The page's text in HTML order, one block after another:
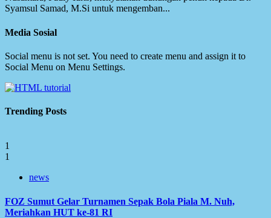
Syamsul Samad, M.Si untuk mengemban...
Media Sosial
Social menu is not set. You need to create menu and assign it to
Social Menu on Menu Settings.
Trending Posts
1
1
news
FOZ Sumut Gelar Turnamen Sepak Bola Piala M. Nuh,
Meriahkan HUT ke-81 RI